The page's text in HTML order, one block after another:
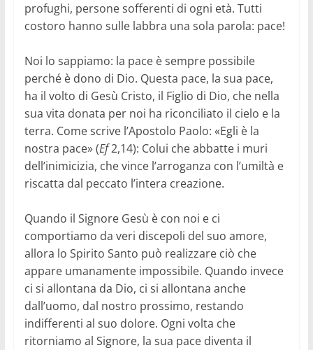
profughi, persone sofferenti di ogni età. Tutti
costoro hanno sulle labbra una sola parola: pace!
Noi lo sappiamo: la pace è sempre possibile
perché è dono di Dio. Questa pace, la sua pace,
ha il volto di Gesù Cristo, il Figlio di Dio, che nella
sua vita donata per noi ha riconciliato il cielo e la
terra. Come scrive l’Apostolo Paolo: «Egli è la
nostra pace» (Ef2,14): Colui che abbatte i muri
dell’inimicizia, che vince l’arroganza con l’umiltà e
riscatta dal peccato l’intera creazione.
Quando il Signore Gesù è con noi e ci
comportiamo da veri discepoli del suo amore,
allora lo Spirito Santo può realizzare ciò che
appare umanamente impossibile. Quando invece
ci si allontana da Dio, ci si allontana anche
dall’uomo, dal nostro prossimo, restando
indifferenti al suo dolore. Ogni volta che
ritorniamo al Signore, la sua pace diventa il